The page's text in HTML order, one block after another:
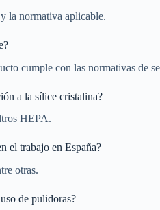
la normativa aplicable.
cumple con las normativas de
a la sílice cristalina?
HEPA.
el trabajo en España?
otras.
de pulidoras?